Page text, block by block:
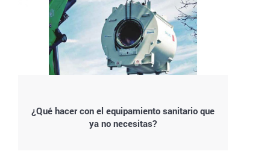
¿Qué hacer con el equipamiento sanitario que
ya no necesitas?